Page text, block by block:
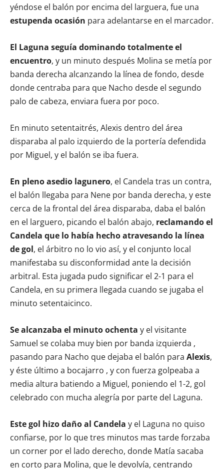
yéndose el balón por encima del larguera, fue una
estupenda ocasión para adelantarse en el marcador.
El Laguna seguía dominando totalmente el
encuentro, y un minuto después Molina se metía por
banda derecha alcanzando la línea de fondo, desde
donde centraba para que Nacho desde el segundo
palo de cabeza, enviara fuera por poco.
En minuto setentaitrés, Alexis dentro del área
disparaba al palo izquierdo de la portería defendida
por Miguel, y el balón se iba fuera.
En pleno asedio lagunero, el Candela tras un contra,
el balón llegaba para Nene por banda derecha, y este
cerca de la frontal del área disparaba, daba el balón
en el larguero, picando el balón abajo, reclamando el
Candela que lo había hecho atravesando la línea
de gol, el árbitro no lo vio así, y el conjunto local
manifestaba su disconformidad ante la decisión
arbitral. Esta jugada pudo significar el 2-1 para el
Candela, en su primera llegada cuando se jugaba el
minuto setentaicinco.
Se alcanzaba el minuto ochenta y el visitante
Samuel se colaba muy bien por banda izquierda ,
pasando para Nacho que dejaba el balón para Alexis,
y éste último a bocajarro , y con fuerza golpeaba a
media altura batiendo a Miguel, poniendo el 1-2, gol
celebrado con mucha alegría por parte del Laguna.
Este gol hizo daño al Candela y el Laguna no quiso
confiarse, por lo que tres minutos mas tarde forzaba
un corner por el lado derecho, donde Matía sacaba
en corto para Molina, que le devolvía, centrando